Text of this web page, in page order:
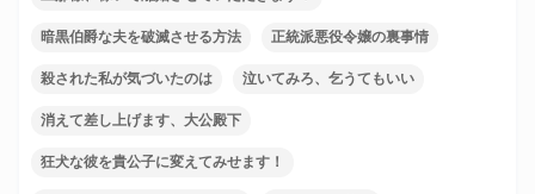
暗黒伯爵な夫を破滅させる方法 正統派悪役令嬢の裏事情
殺された私が気づいたのは 泣いてみろ、乞うてもいい
消えて差し上げます、大公殿下
狂犬な彼を貴公子に変えてみせます！